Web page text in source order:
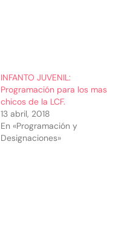
INFANTO JUVENIL:
Programación para los mas
chicos de la LCF.
13 abril, 2018
En «Programación y
Designaciones»